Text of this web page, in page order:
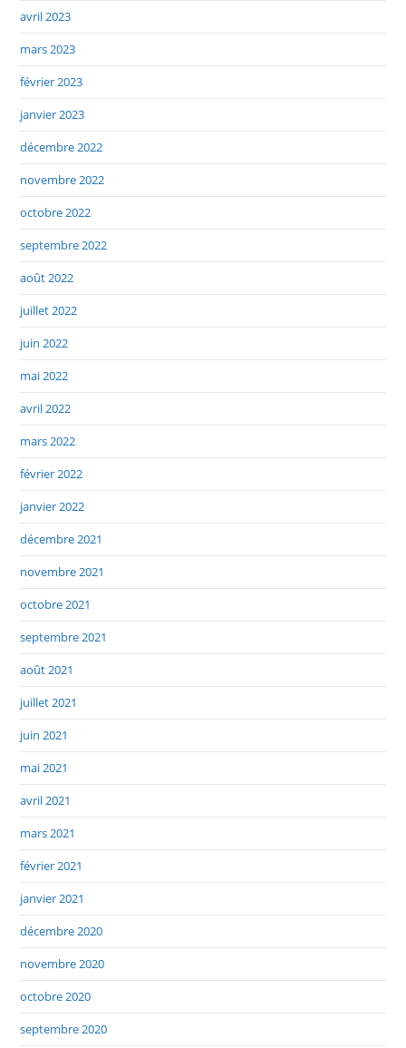
avril 2023
mars 2023
février 2023
janvier 2023
décembre 2022
novembre 2022
octobre 2022
septembre 2022
août 2022
juillet 2022
juin 2022
mai 2022
avril 2022
mars 2022
février 2022
janvier 2022
décembre 2021
novembre 2021
octobre 2021
septembre 2021
août 2021
juillet 2021
juin 2021
mai 2021
avril 2021
mars 2021
février 2021
janvier 2021
décembre 2020
novembre 2020
octobre 2020
septembre 2020